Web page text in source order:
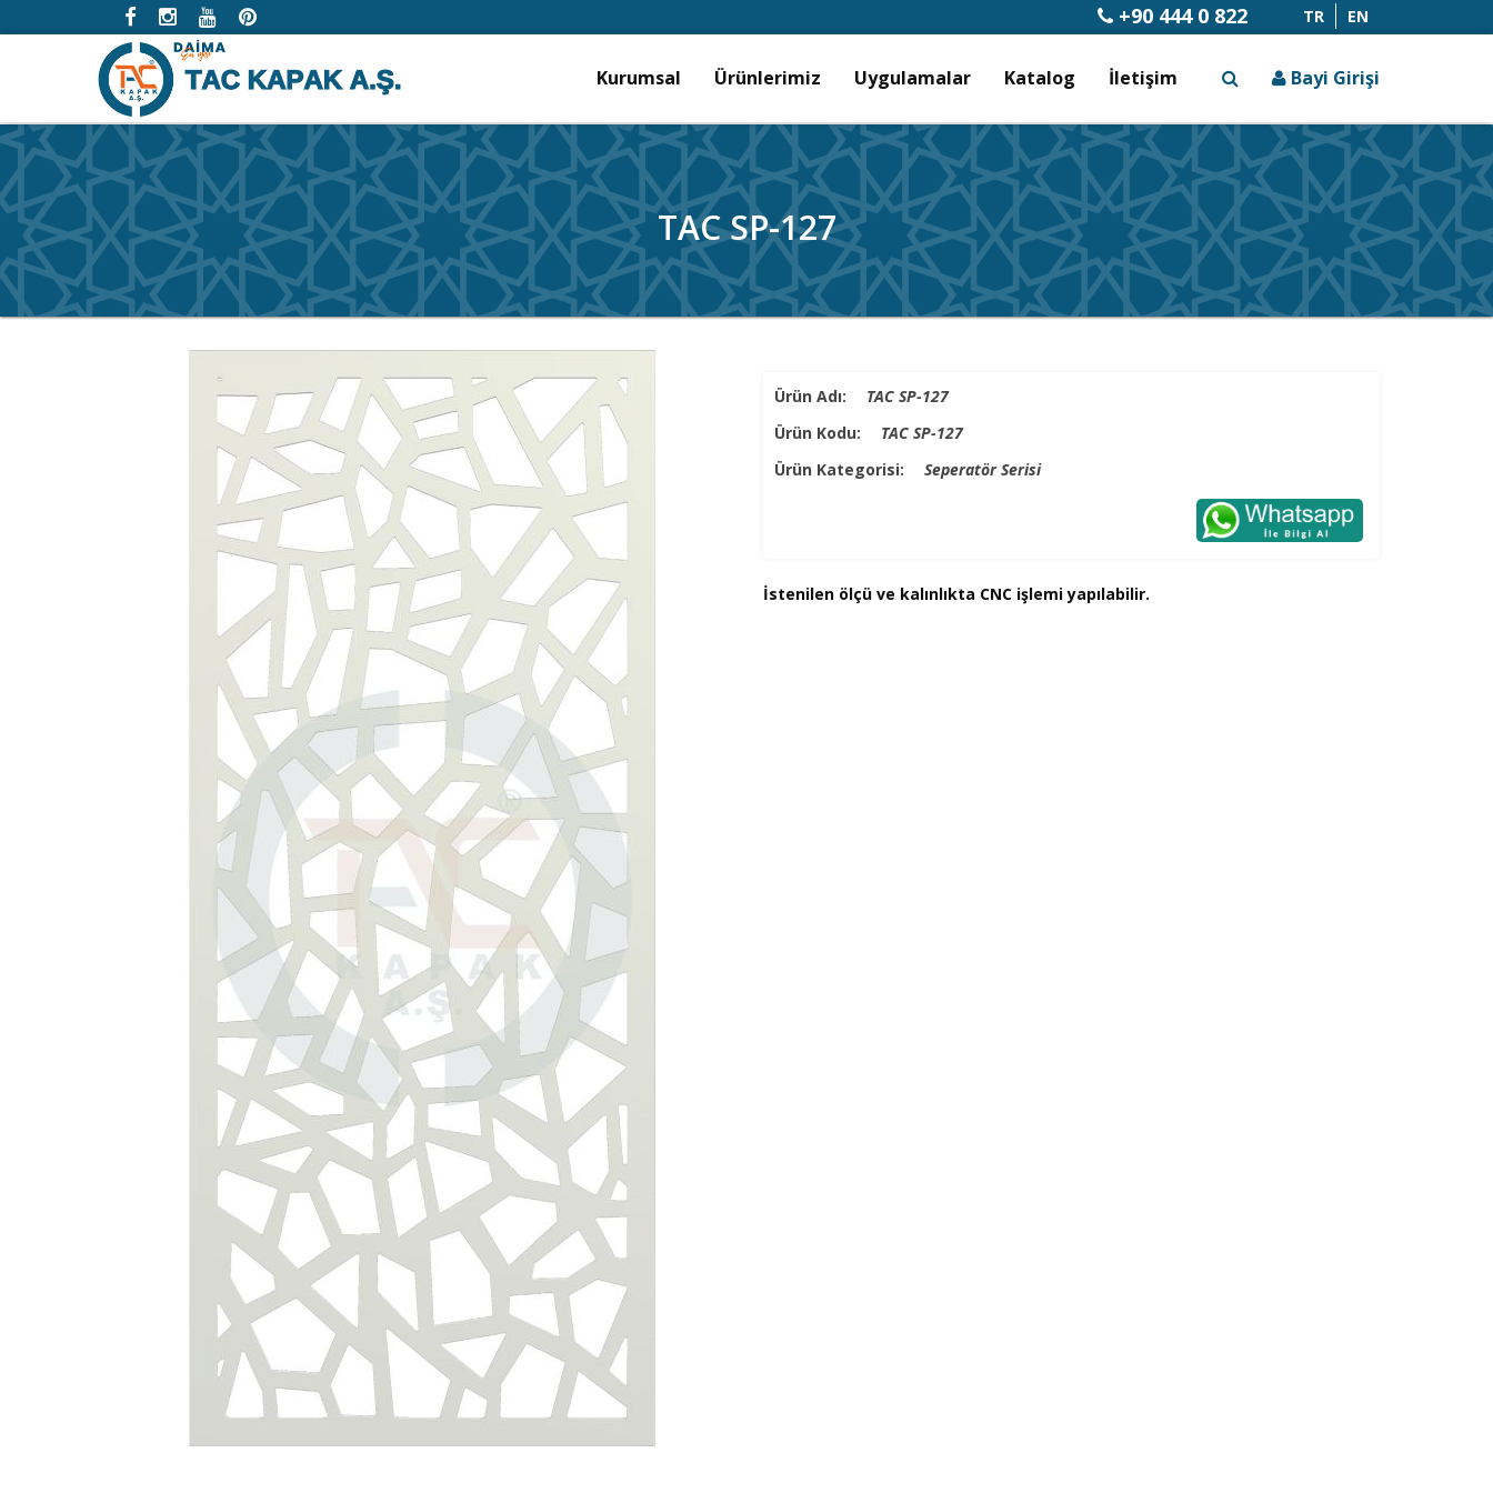
+90 444 0 822 TR EN
x
Bayi Girişi
Kurumsal Ürünlerimiz Uygulamalar Katalog İletişim
TAC SP-127
Ürün Adı: TAC SP-127
Ürün Kodu: TAC SP-127
Ürün Kategorisi: Seperatör Serisi
İstenilen ölçü ve kalınlıkta CNC işlemi yapılabilir.